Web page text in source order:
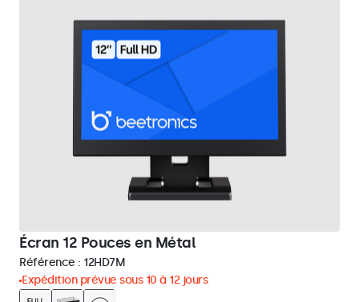
Écran 12 Pouces en Métal
Référence : 12HD7M
Expédition prévue sous 10 à 12 jours